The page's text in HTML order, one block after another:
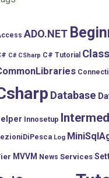
ADO.NET
C# CSharp C# Tutorial Class
Database
Innosetup
Log
MVVM News Services